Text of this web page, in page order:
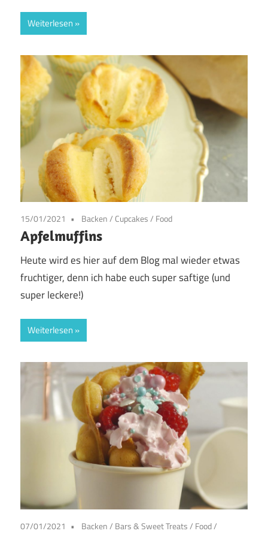
Weiterlesen
15/01/2021 Backen/ Cupcakes/ Food
Apfelmuffins
Heute wird es hier auf dem Blog mal wieder etwas
fruchtiger, denn ich habe euch super saftige (und
super leckere!)
Weiterlesen
07/01/2021 Backen/ Bars & Sweet Treats/ Food/